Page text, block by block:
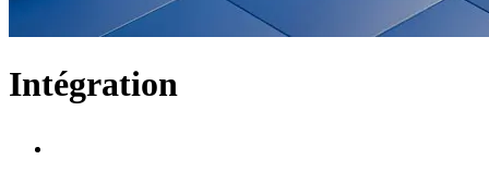
Intégration